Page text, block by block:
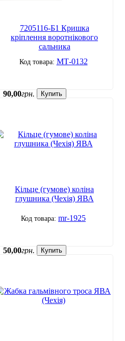
7205116-Б1 Кришка
кріплення воротнікового
сальника
МТ-0132
90,00грн. Купить
Кільце (гумове) коліна
глушника (Чехія) ЯВА
mr-1925
50,00грн. Купить